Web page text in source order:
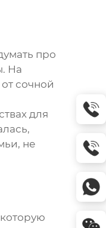
про
На
сочной
для
не